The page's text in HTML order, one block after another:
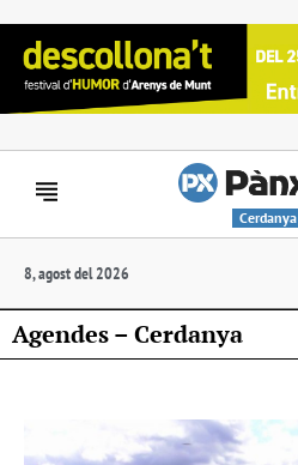
Cerdanya
8, agost del 2026
Agendes – Cerdanya